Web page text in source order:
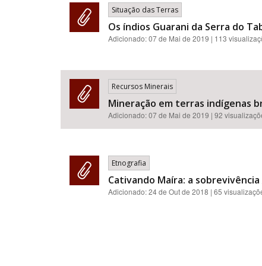
Situação das Terras
Os índios Guarani da Serra do
Adicionado:07 de Mai de 2019 | 113
Recursos Minerais
Mineração em terras indígenas
Adicionado:07 de Mai de 2019 | 92
Etnografia
Cativando Maíra: a
Adicionado:24 de Out de 2018 | 65